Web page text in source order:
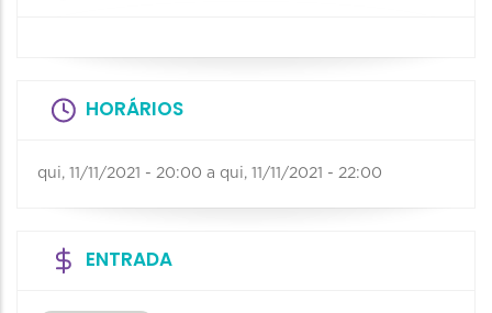
HORÁRIOS
qui, 11/11/2021 - 20:00 a qui, 11/11/2021 - 22:00
ENTRADA